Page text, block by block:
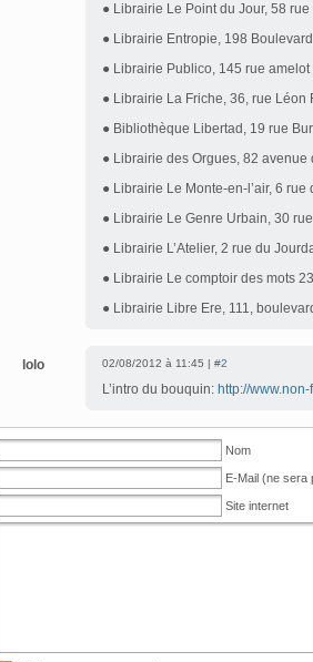
● Librairie Le Point du Jour, 58
● Librairie Entropie, 198
● Librairie Publico, 145 rue amelot
● Librairie La Friche, 36, rue Léon
● Bibliothèque Libertad, 19 rue
● Librairie des Orgues, 82
● Librairie Le Monte-en-l’air, 6
● Librairie Le Genre Urbain, 30
● Librairie L’Atelier, 2 rue du
● Librairie Le comptoir des mots
● Librairie Libre Ere, 111,
lolo 02/08/2012 à 11:45 | #2
L’intro du bouquin: http://
Nom
E-Mail (ne sera
Site internet